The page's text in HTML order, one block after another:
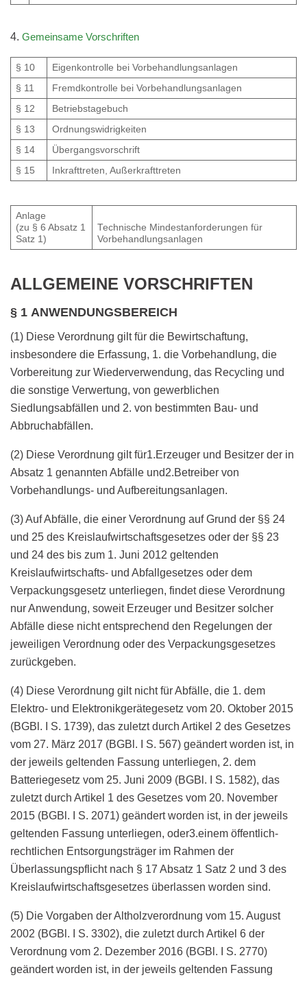
4. Gemeinsame Vorschriften
§ 10
Eigenkontrolle bei Vorbehandlungsanlagen
§ 11
Fremdkontrolle bei Vorbehandlungsanlagen
§ 12
Betriebstagebuch
§ 13
Ordnungswidrigkeiten
§ 14
Übergangsvorschrift
§ 15
Inkrafttreten, Außerkrafttreten
Anlage
(zu § 6 Absatz 1
Satz 1)
Technische Mindestanforderungen für
Vorbehandlungsanlagen
ALLGEMEINE VORSCHRIFTEN
§ 1 ANWENDUNGSBEREICH
(1) Diese Verordnung gilt für die Bewirtschaftung,
insbesondere die Erfassung, 1. die Vorbehandlung, die
Vorbereitung zur Wiederverwendung, das Recycling und
die sonstige Verwertung, von gewerblichen
Siedlungsabfällen und 2. von bestimmten Bau- und
Abbruchabfällen.
(2) Diese Verordnung gilt für1.Erzeuger und Besitzer der in
Absatz 1 genannten Abfälle und2.Betreiber von
Vorbehandlungs- und Aufbereitungsanlagen.
(3) Auf Abfälle, die einer Verordnung auf Grund der §§ 24
und 25 des Kreislaufwirtschaftsgesetzes oder der §§ 23
und 24 des bis zum 1. Juni 2012 geltenden
Kreislaufwirtschafts- und Abfallgesetzes oder dem
Verpackungsgesetz unterliegen, findet diese Verordnung
nur Anwendung, soweit Erzeuger und Besitzer solcher
Abfälle diese nicht entsprechend den Regelungen der
jeweiligen Verordnung oder des Verpackungsgesetzes
zurückgeben.
(4) Diese Verordnung gilt nicht für Abfälle, die 1. dem
Elektro- und Elektronikgerätegesetz vom 20. Oktober 2015
(BGBl. I S. 1739), das zuletzt durch Artikel 2 des Gesetzes
vom 27. März 2017 (BGBl. I S. 567) geändert worden ist, in
der jeweils geltenden Fassung unterliegen, 2. dem
Batteriegesetz vom 25. Juni 2009 (BGBl. I S. 1582), das
zuletzt durch Artikel 1 des Gesetzes vom 20. November
2015 (BGBl. I S. 2071) geändert worden ist, in der jeweils
geltenden Fassung unterliegen, oder3.einem öffentlich-
rechtlichen Entsorgungsträger im Rahmen der
Überlassungspflicht nach § 17 Absatz 1 Satz 2 und 3 des
Kreislaufwirtschaftsgesetzes überlassen worden sind.
(5) Die Vorgaben der Altholzverordnung vom 15. August
2002 (BGBl. I S. 3302), die zuletzt durch Artikel 6 der
Verordnung vom 2. Dezember 2016 (BGBl. I S. 2770)
geändert worden ist, in der jeweils geltenden Fassung